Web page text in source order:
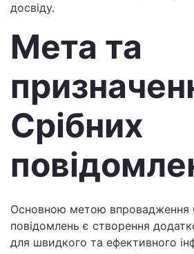
досвіду.
Мета та
Срібних
Основною метою впровадження
повідомлень є створення
для швидкого та ефективного